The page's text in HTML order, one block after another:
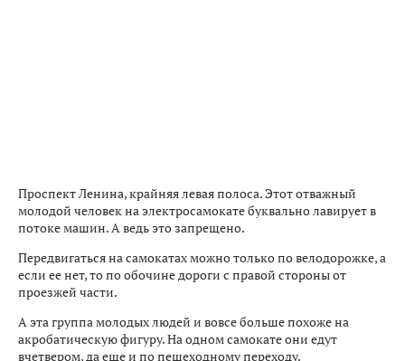
Проспект Ленина, крайняя левая полоса. Этот отважный
молодой человек на электросамокате буквально лавирует в
потоке машин. А ведь это запрещено.
Передвигаться на самокатах можно только по велодорожке, а
если ее нет, то по обочине дороги с правой стороны от
проезжей части.
А эта группа молодых людей и вовсе больше похоже на
акробатическую фигуру. На одном самокате они едут
вчетвером, да еще и по пешеходному переходу.